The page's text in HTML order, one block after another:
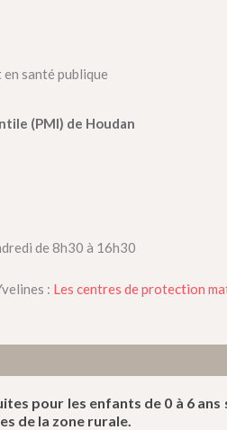
santé publique
(PMI) de Houdan
de 8h30 à 16h30
: Les centres de protection
pour les enfants de 0 à 6
de la zone rurale.